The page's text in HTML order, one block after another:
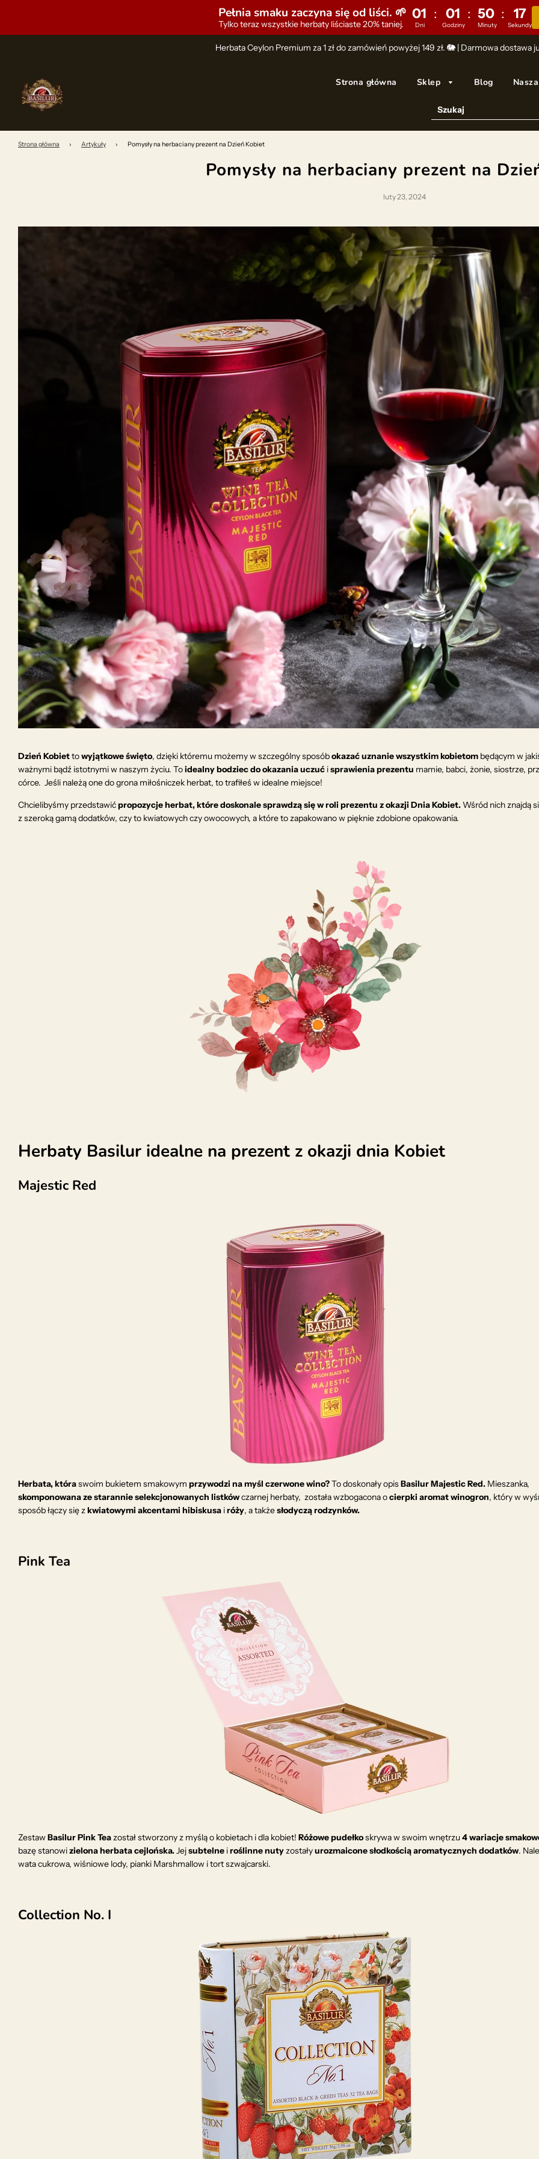
Pełnia smaku zaczyna się od liści. 🌱
Tylko teraz wszystkie herbaty liściaste 20% taniej.
01 : 01 : 50 : 15
Dni Godziny Minuty Sekundy
Herbata Ceylon Premium za 1 zł do zamówień powyżej 149 zł. 🐘 | Darmowa dostawa
Strona główna Sklep Blog
Strona główna › Artykuły › Pomysły na herbaciany prezent na Dzień Kobiet
Pomysły na herbaciany prezent na
luty 23, 2024
Dzień Kobiettowyjątkowe święto, dzięki któremu możemy w szczególny sposóbokazać uznanie wszystkim kobietom będącym w
ważnymi bądź istotnymi w naszym życiu. Toidealny bodziec do okazania uczuć isprawienia prezentu mamie, babci, żonie, siostrze,
córce. Jeśli należą one do grona miłośniczek herbat, to trafiłeś w idealne miejsce!
Chcielibyśmy przedstawićpropozycje herbat, które doskonale sprawdzą się w roli prezentu z okazji Dnia Kobiet.Wśród nich znajdą
z szeroką gamą dodatków, czy to kwiatowych czy owocowych, a które to zapakowano w pięknie zdobione opakowania.
Herbaty Basilur idealne na prezent z okazji dnia Kobiet
Majestic Red
Herbata, któraswoim bukietem smakowym przywodzi na myśl czerwone wino?To doskonały opisBasilur Majestic Red. Mieszanka,
skomponowana ze starannie selekcjonowanych listkówczarnej herbaty, została wzbogacona ocierpki aromat winogron, który w
sposób łączy się zkwiatowymi akcentami hibiskusa iróży, a takżesłodyczą rodzynków.
Pink Tea
ZestawBasilur Pink Teazostał stworzony z myślą o kobietach i dla kobiet! Różowe pudełkoskrywa w swoim wnętrzu4 wariacje
bazę stanowizielona herbata cejlońska.Jejsubtelne iroślinnenutyzostałyurozmaiconesłodkościąaromatycznych dodatków.
wata cukrowa, wiśniowe lody, pianki Marshmallow i tort szwajcarski.
Collection No. I